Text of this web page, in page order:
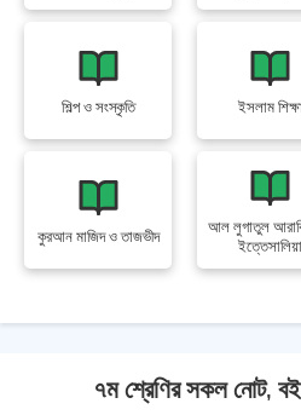
শিল্প ও সংস্কৃতি ইসলাম
কুরআন মাজিদ ও তাজভীদ
আল লুগাতুল
ইত্তেসালিয়া
৭ম শ্রেণির সকল নোট,